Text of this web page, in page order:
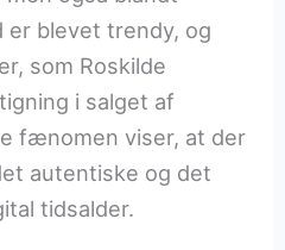
er blevet trendy, og
som Roskilde
i salget af
fænomen viser, at der
autentiske og det
tidsalder.